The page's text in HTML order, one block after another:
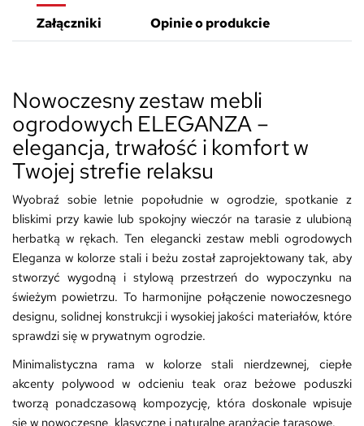
Załączniki Opinie o produkcie
Nowoczesny zestaw mebli
ogrodowych ELEGANZA –
elegancja, trwałość i komfort w
Twojej strefie relaksu
Wyobraź sobie letnie popołudnie w ogrodzie, spotkanie z
bliskimi przy kawie lub spokojny wieczór na tarasie z ulubioną
herbatką w rękach. Ten elegancki zestaw mebli ogrodowych
Eleganza w kolorze stali i beżu został zaprojektowany tak, aby
stworzyć wygodną i stylową przestrzeń do wypoczynku na
świeżym powietrzu. To harmonijne połączenie nowoczesnego
designu, solidnej konstrukcji i wysokiej jakości materiałów, które
sprawdzi się w prywatnym ogrodzie.
Minimalistyczna rama w kolorze stali nierdzewnej, ciepłe
akcenty polywood w odcieniu teak oraz beżowe poduszki
tworzą ponadczasową kompozycję, która doskonale wpisuje